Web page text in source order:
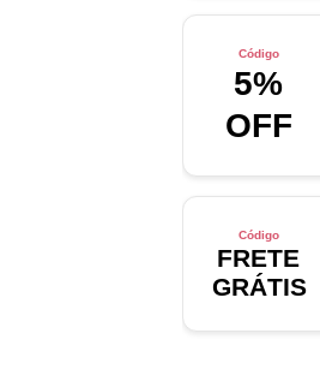
Código
5%
OFF
Código
FRETE
GRÁTIS